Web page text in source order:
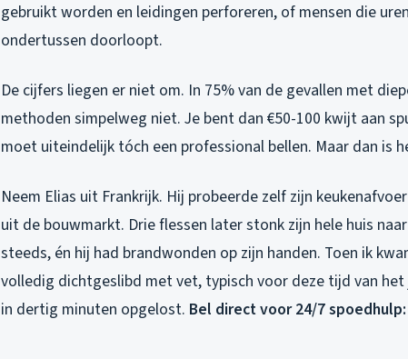
gebruikt worden en leidingen perforeren, of mensen die
ondertussen doorloopt.
De cijfers liegen er niet om. In 75% van de gevallen met
methoden simpelweg niet. Je bent dan €50-100 kwijt aan
moet uiteindelijk tóch een professional bellen. Maar dan is
Neem Elias uit Frankrijk. Hij probeerde zelf zijn
uit de bouwmarkt. Drie flessen later stonk zijn hele huis
steeds, én hij had brandwonden op zijn handen. Toen ik
volledig dichtgeslibd met vet, typisch voor deze tijd van
in dertig minuten opgelost. Bel direct voor 24/7 spoedhulp: